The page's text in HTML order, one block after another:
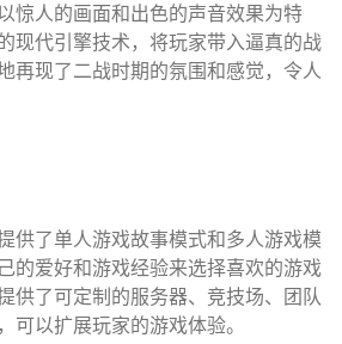
惊人的画面和出色的声音效果为特
现代引擎技术，将玩家带入逼真的战
再现了二战时期的氛围和感觉，令人
供了单人游戏故事模式和多人游戏模
的爱好和游戏经验来选择喜欢的游戏
供了可定制的服务器、竞技场、团队
可以扩展玩家的游戏体验。